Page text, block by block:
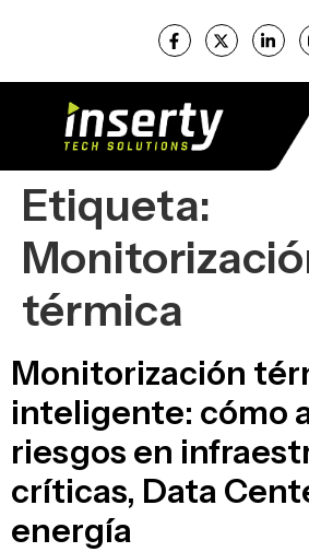
Etiqueta:
térmica
Monitorización
inteligente: cómo
riesgos en
críticas, Data
energía